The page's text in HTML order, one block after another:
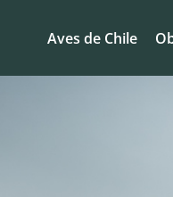
Aves de Chile